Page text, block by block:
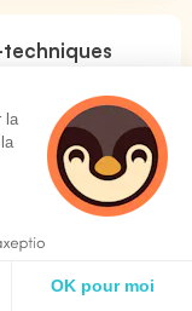
volaille
la
OK pour moi